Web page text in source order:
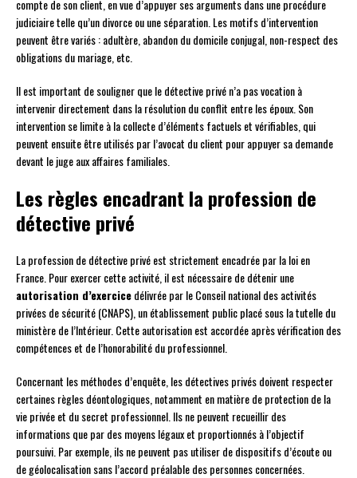
compte de son client, en vue d’appuyer ses arguments dans une procédure
judiciaire telle qu’un divorce ou une séparation. Les motifs d’intervention
peuvent être variés : adultère, abandon du domicile conjugal, non-respect des
obligations du mariage, etc.
Il est important de souligner que le détective privé n’a pas vocation à
intervenir directement dans la résolution du conflit entre les époux. Son
intervention se limite à la collecte d’éléments factuels et vérifiables, qui
peuvent ensuite être utilisés par l’avocat du client pour appuyer sa demande
devant le juge aux affaires familiales.
Les règles encadrant la profession de
détective privé
La profession de détective privé est strictement encadrée par la loi en
France. Pour exercer cette activité, il est nécessaire de détenir une
autorisation d’exercicedélivrée par le Conseil national des activités
privées de sécurité (CNAPS), un établissement public placé sous la tutelle du
ministère de l’Intérieur. Cette autorisation est accordée après vérification des
compétences et de l’honorabilité du professionnel.
Concernant les méthodes d’enquête, les détectives privés doivent respecter
certaines règles déontologiques, notamment en matière de protection de la
vie privée et du secret professionnel. Ils ne peuvent recueillir des
informations que par des moyens légaux et proportionnés à l’objectif
poursuivi. Par exemple, ils ne peuvent pas utiliser de dispositifs d’écoute ou
de géolocalisation sans l’accord préalable des personnes concernées.